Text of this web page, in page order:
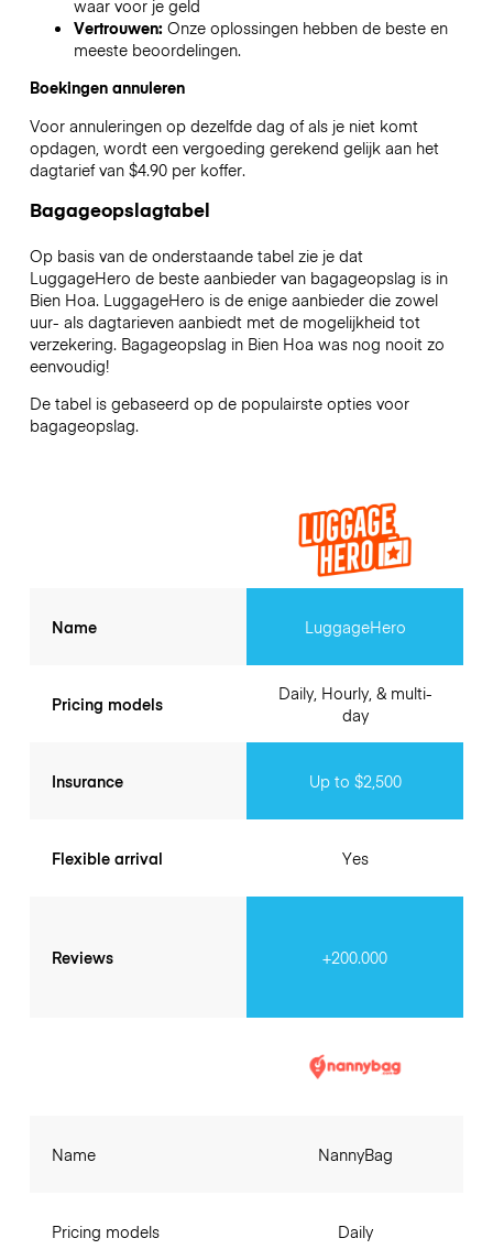
waar voor je geld
Vertrouwen: Onze oplossingen hebben de beste en
meeste beoordelingen.
Boekingen annuleren
Voor annuleringen op dezelfde dag of als je niet komt
opdagen, wordt een vergoeding gerekend gelijk aan het
dagtarief van $4.90 per koffer.
Bagageopslagtabel
Op basis van de onderstaande tabel zie je dat
LuggageHero de beste aanbieder van bagageopslag is in
Bien Hoa. LuggageHero is de enige aanbieder die zowel
uur- als dagtarieven aanbiedt met de mogelijkheid tot
verzekering. Bagageopslag in Bien Hoa was nog nooit zo
eenvoudig!
De tabel is gebaseerd op de populairste opties voor
bagageopslag.
Name
Pricing models
Insurance
Flexible arrival
Reviews
LuggageHero
Daily, Hourly, & multi-
day
Up to $2,500
Yes
+200.000
Name
Pricing models
NannyBag
Daily